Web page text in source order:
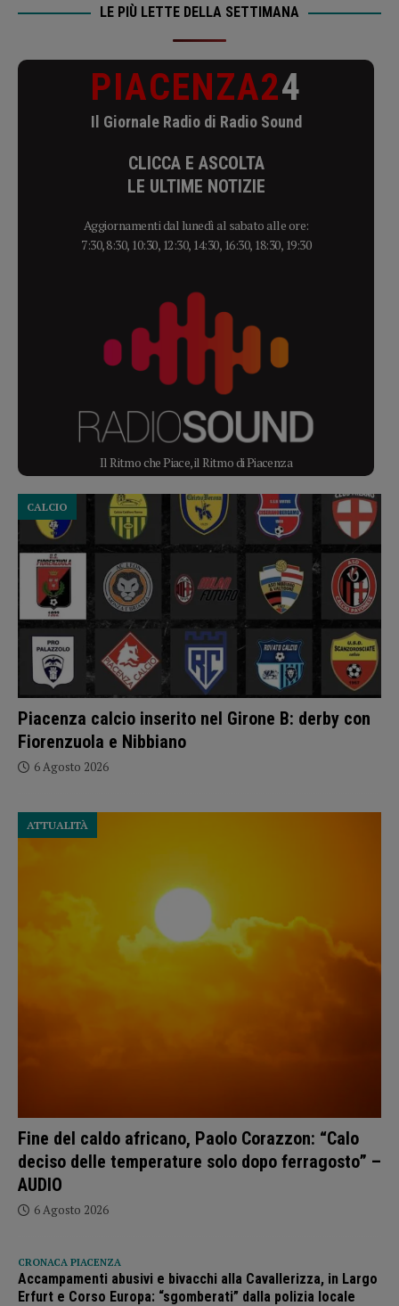
LE PIÙ LETTE DELLA SETTIMANA
PIACENZA24
Il Giornale Radio di Radio Sound
CLICCA E ASCOLTA
LE ULTIME NOTIZIE
Aggiornamenti dal lunedì al sabato alle ore:
7:30, 8:30, 10:30, 12:30, 14:30, 16:30, 18:30, 19:30
Il Ritmo che Piace, il Ritmo di Piacenza
Piacenza calcio inserito nel Girone B: derby con
Fiorenzuola e Nibbiano
CALCIO
6 Agosto 2026
Fine del caldo africano, Paolo Corazzon: “Calo
deciso delle temperature solo dopo ferragosto” –
AUDIO
ATTUALITÀ
6 Agosto 2026
CRONACA PIACENZA
Accampamenti abusivi e bivacchi alla Cavallerizza, in Largo
Erfurt e Corso Europa: “sgomberati” dalla polizia locale